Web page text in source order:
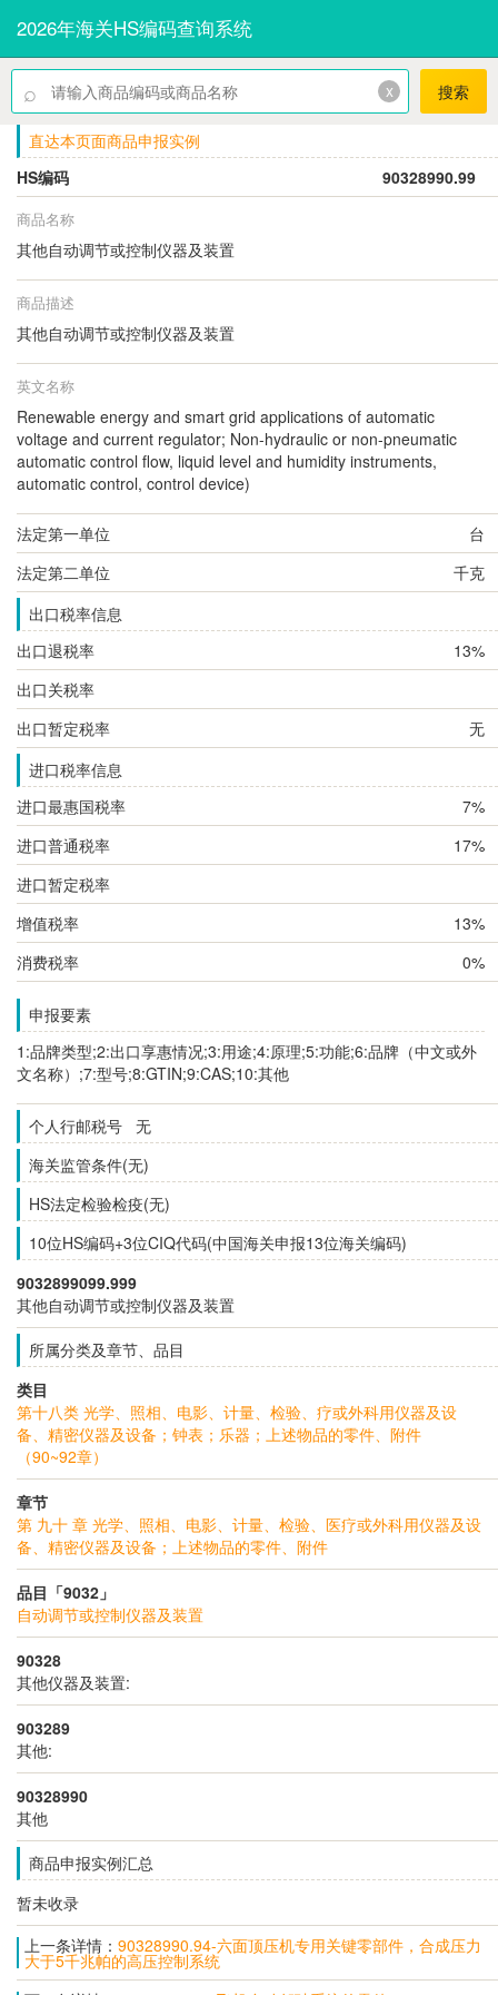
2026年海关HS编码查询系统
⌕ x 搜索
直达本页面商品申报实例
HS编码
90328990.99
商品名称
其他自动调节或控制仪器及装置
商品描述
其他自动调节或控制仪器及装置
英文名称
Renewable energy and smart grid applications of automatic
voltage and current regulator; Non-hydraulic or non-pneumatic
automatic control flow, liquid level and humidity instruments,
automatic control, control device)
法定第一单位
台
法定第二单位
千克
出口税率信息
出口退税率
13%
出口关税率
出口暂定税率
无
进口税率信息
进口最惠国税率
7%
进口普通税率
17%
进口暂定税率
增值税率
13%
消费税率
0%
申报要素
1:品牌类型;2:出口享惠情况;3:用途;4:原理;5:功能;6:品牌（中文或外
文名称）;7:型号;8:GTIN;9:CAS;10:其他
个人行邮税号 无
海关监管条件(无)
HS法定检验检疫(无)
10位HS编码+3位CIQ代码(中国海关申报13位海关编码)
9032899099.999
其他自动调节或控制仪器及装置
所属分类及章节、品目
类目
第十八类 光学、照相、电影、计量、检验、疗或外科用仪器及设
备、精密仪器及设备；钟表；乐器；上述物品的零件、附件
（90~92章）
章节
第 九十 章 光学、照相、电影、计量、检验、医疗或外科用仪器及设
备、精密仪器及设备；上述物品的零件、附件
品目「9032」
自动调节或控制仪器及装置
90328
其他仪器及装置:
903289
其他:
90328990
其他
商品申报实例汇总
暂未收录
上一条详情： 90328990.94-六面顶压机专用关键零部件，合成压力
大于5千兆帕的高压控制系统